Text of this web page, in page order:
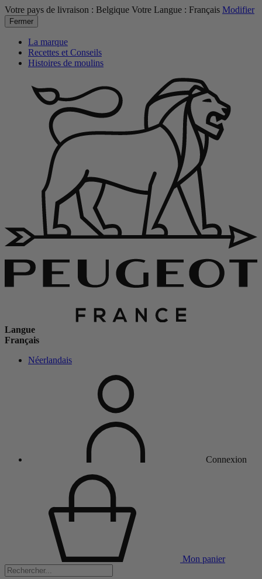
Votre pays de livraison : Belgique Votre Langue : Français Modifier
Fermer
La marque
Recettes et Conseils
Histoires de moulins
Langue
Français
Néerlandais
Connexion
Mon panier